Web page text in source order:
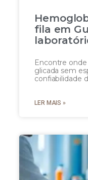
fila em
Encontre
glicada sem
confiabilidade
LER MAIS »